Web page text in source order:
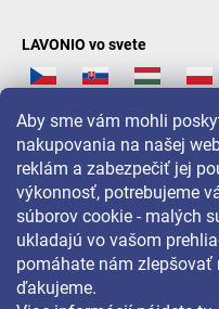
Aby sme vám mohli
nakupovania na našej
reklám a zabezpečiť jej
výkonnosť, potrebujeme
súborov cookie - malých
ukladajú vo vašom
pomáhate nám zlepšovať
ďakujeme.
LAVONIO vo svete
Pre akcie, súťaže a zľavy nás